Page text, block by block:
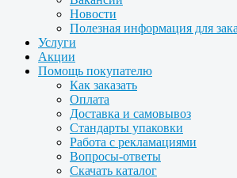
Новости
Полезная информация для
Услуги
Акции
Помощь покупателю
Как заказать
Оплата
Доставка и самовывоз
Стандарты упаковки
Работа с рекламациями
Вопросы-ответы
Скачать каталог